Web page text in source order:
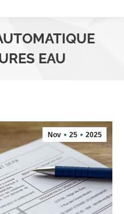
EAU
Nov 25 2025